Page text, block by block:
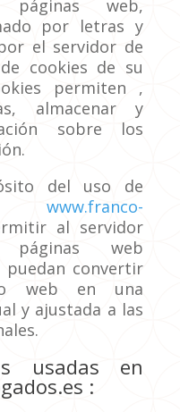
páginas web,
por letras y
el servidor de
cookies de su
permiten ,
almacenar y
sobre los
del uso de
www.franco-
al servidor
páginas web
puedan convertir
web en una
y ajustada a las
usadas en
: